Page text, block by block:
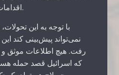
اقدامات نظامی بیشتر می‌کنند.
با توجه به این
نمی‌تواند پیش‌بینی کند
رفت. هیچ اطلاعات موثق و
که اسرائیل قصد حمله